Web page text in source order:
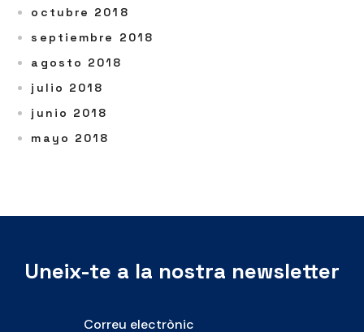
octubre 2018
septiembre 2018
agosto 2018
julio 2018
junio 2018
mayo 2018
Uneix-te a la nostra newsletter